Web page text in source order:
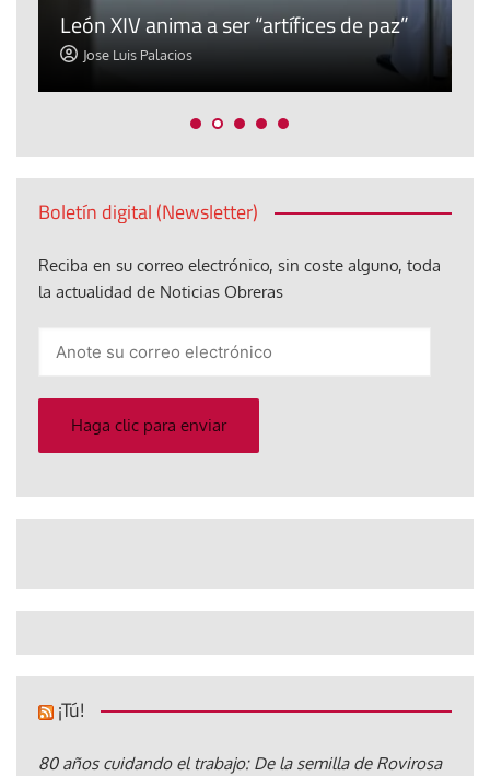
León XIV anima a ser “artífices de paz”
Jose Luis Palacios
Boletín digital (Newsletter)
Reciba en su correo electrónico, sin coste alguno, toda
la actualidad de Noticias Obreras
electrónico
Haga clic para enviar
¡Tú!
80 años cuidando el trabajo: De la semilla de Rovirosa